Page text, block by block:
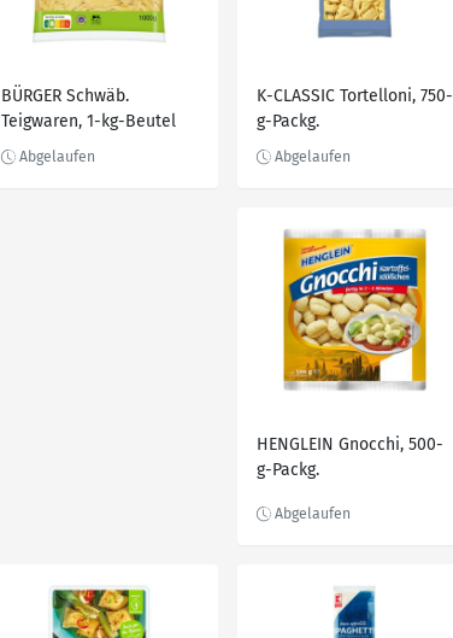
BÜRGER Schwäb.
Teigwaren, 1-kg-Beutel
K-CLASSIC Tortelloni, 750-
g-Packg.
HENGLEIN Gnocchi, 500-
g-Packg.